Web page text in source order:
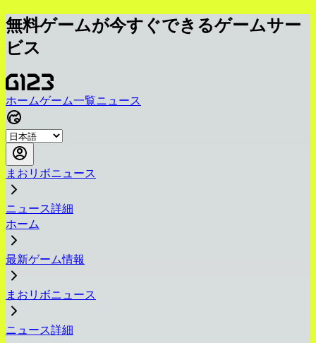
無料ゲームが今すぐできるゲームサー
ビス
ホームゲーム一覧ニュース
まおリボニュース
ニュース詳細
ホーム
最新ゲーム情報
まおリボニュース
ニュース詳細